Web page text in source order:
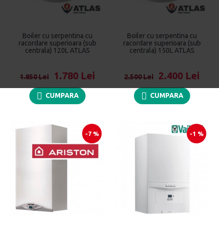
Boiler cu serpentina cu
racordare superioara (sub
centrala) 120L ATLAS
1.850 Lei 1.780 Lei
CUMPARA
Boiler cu serpentina cu
racordare superioara (sub
centrala) 150L ATLAS
2.500 Lei 2.400 Lei
CUMPARA
-7 % -1 %